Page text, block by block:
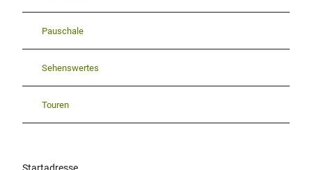
Pauschale
Sehenswertes
Touren